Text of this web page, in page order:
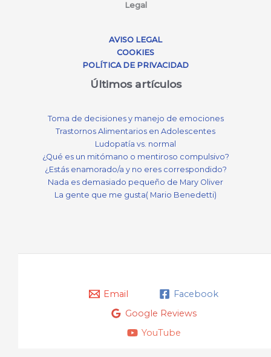
Legal
AVISO LEGAL
COOKIES
POLÍTICA DE PRIVACIDAD
Últimos artículos
Toma de decisiones y manejo de emociones
Trastornos Alimentarios en Adolescentes
Ludopatía vs. normal
¿Qué es un mitómano o mentiroso compulsivo?
¿Estás enamorado/a y no eres correspondido?
Nada es demasiado pequeño de Mary Oliver
La gente que me gusta( Mario Benedetti)
Email
Facebook
Google Reviews
YouTube